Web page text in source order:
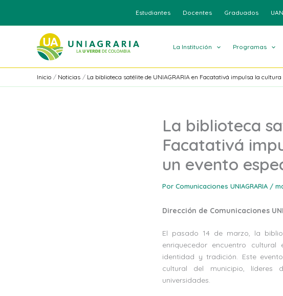
contenido
Estudiantes Docentes Graduados
La Institución Programas
Inicio Noticias La biblioteca satélite de UNIAGRARIA en Facatativá impulsa la
La biblioteca
Facatativá
un evento
Por Comunicaciones UNIAGRARIA /
Dirección de Comunicaciones
El pasado 14 de marzo, la
enriquecedor encuentro
identidad y tradición. Este
cultural del municipio, líderes
universidades.